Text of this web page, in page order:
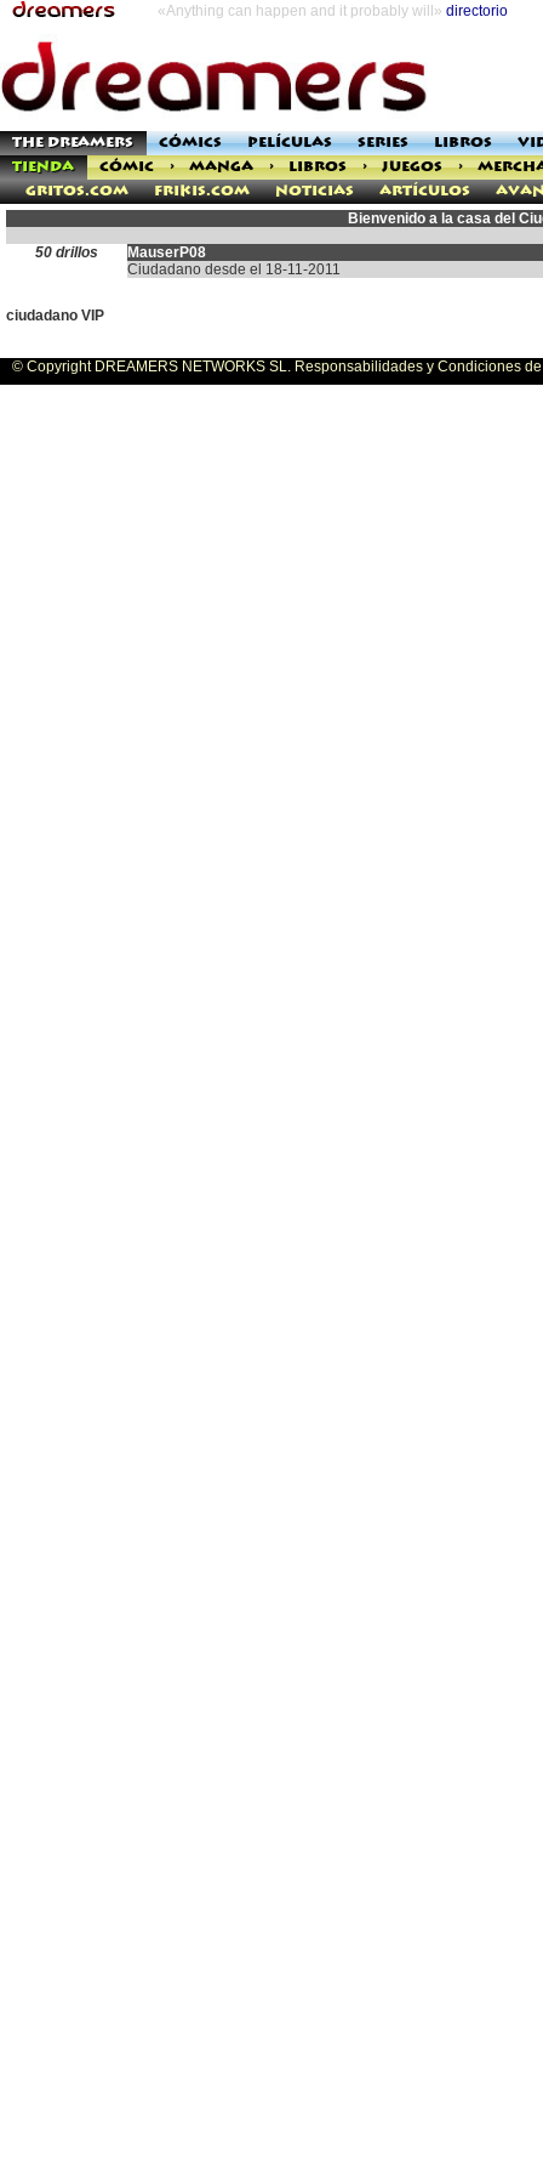
«Anything can happen and it probably will» directorio
THE DREAMERS CÓMICS PELÍCULAS SERIES LIBROS
TIENDA
CÓMIC > MANGA > LIBROS > JUEGOS >
Gritos.com
Frikis.com Noticias Artículos
Bienvenido a la casa del
50 drillos
MauserP08
Ciudadano desde el 18-11-2011
ciudadano VIP
© Copyright DREAMERS NETWORKS SL. Responsabilidades y Condiciones